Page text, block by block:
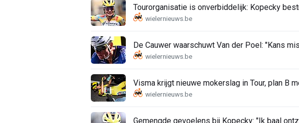
Tourorganisatie is onverbiddelijk: Kopecky
De Cauwer waarschuwt Van der Poel: "Kans
Visma krijgt nieuwe mokerslag in Tour, plan B
Gemengde gevoelens bij Kopecky: "Ik baal